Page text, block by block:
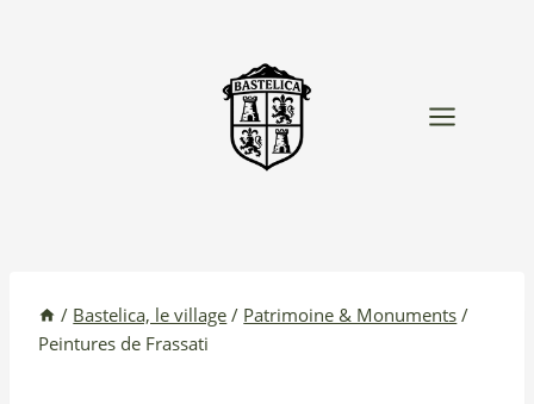
/ Bastelica, le village / Patrimoine & Monuments /
Peintures de Frassati